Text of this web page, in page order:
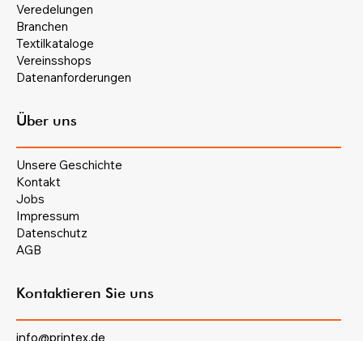
Veredelungen
Branchen
Textilkataloge
Vereinsshops
Datenanforderungen
Über uns
Unsere Geschichte
Kontakt
Jobs
Impressum
Datenschutz
AGB
Kontaktieren Sie uns
info@printex.de